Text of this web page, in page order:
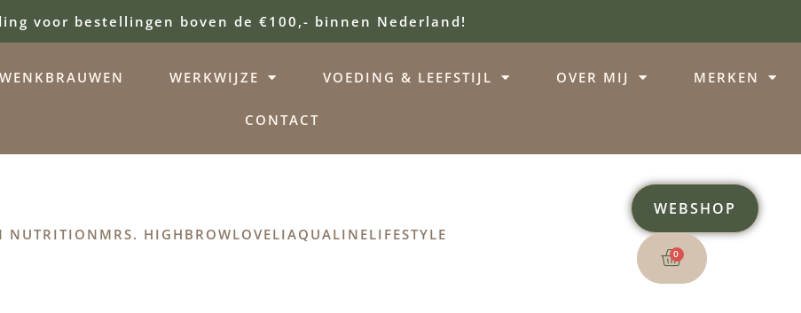
voor bestellingen boven de €100,- binnen Nederland!
WENKBRAUWEN WERKWIJZE VOEDING & LEEFSTIJL OVER MIJ MERKEN
CONTACT
NUTRITION MRS. HIGHBROWLOVELIAQUALINELIFESTYLE
WEBSHOP
0